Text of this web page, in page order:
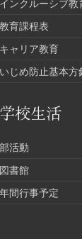
インクルーシブ
教育課程表
キャリア教育
いじめ防止基本方
学校生活
部活動
図書館
年間行事予定